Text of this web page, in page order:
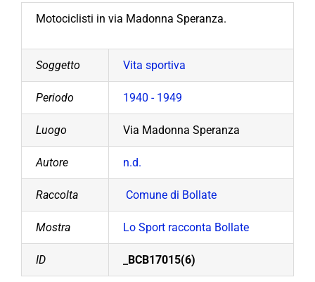
Motociclisti in via Madonna Speranza.
Soggetto Vita sportiva
Periodo 1940 - 1949
Luogo Via Madonna Speranza
Autore n.d.
Raccolta Comune di Bollate
Mostra Lo Sport racconta Bollate
ID _BCB17015(6)